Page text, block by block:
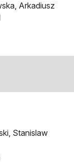
Arkadiusz
Stanislaw